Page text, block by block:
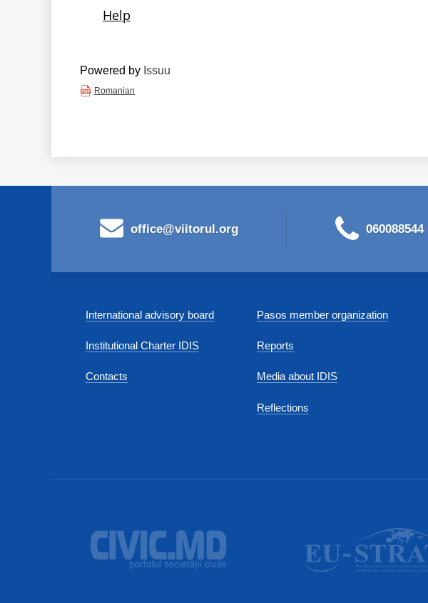
Powered by Issuu
Romanian
office@viitorul.org 060088544
International advisory board
Institutional Charter IDIS
Contacts
Pasos member organization
Reports
Media about IDIS
Reflections